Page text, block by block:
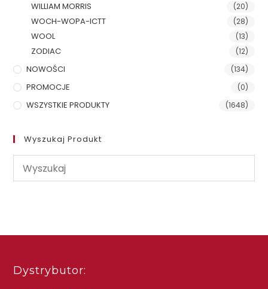
WILLIAM MORRIS (20)
WOCH-WOPA-ICTT (28)
WOOL (13)
ZODIAC (12)
NOWOŚCI (134)
PROMOCJE (0)
WSZYSTKIE PRODUKTY (1648)
Wyszukaj Produkt
Dystrybutor: